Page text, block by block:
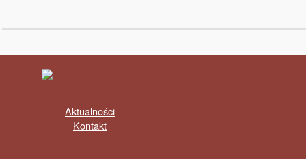
Aktualności
Kontakt